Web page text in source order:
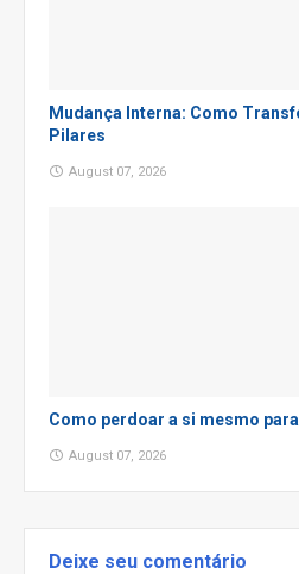
Mudança Interna: Como
Pilares
August 07, 2026
Como perdoar a si mesmo
August 07, 2026
Deixe seu comentário